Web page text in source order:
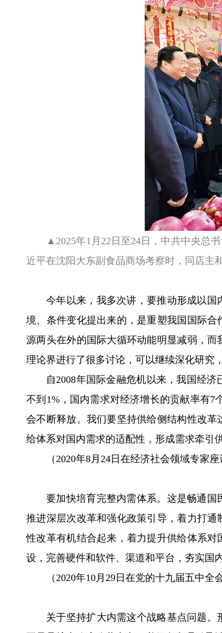
▲2025年1月22日至24日，中共中央总
近平在沈阳大东副食品商场考察时，同店主
今年以来，我多次讲，要推动形成以
境、条件变化提出来的，是重塑我国国际
源两头在外的国际大循环动能明显减弱，
理论界进行了很多讨论，可以继续深化研究
自2008年国际金融危机以来，我国经
不到1%，国内需求对经济增长的贡献率有7
会不断释放。我们要坚持供给侧结构性改
给体系对国内需求的适配性，形成需求牵引
（2020年8月24日在经济社会领域专家
要加快培育完整内需体系。这是畅通
推进深层次改革和强化政策引导，着力打
性改革有机结合起来，着力提升供给体系
设，完善硬件和软件、渠道和平台，夯实国
（2020年10月29日在党的十九届五中
关于坚持扩大内需这个战略基点问题